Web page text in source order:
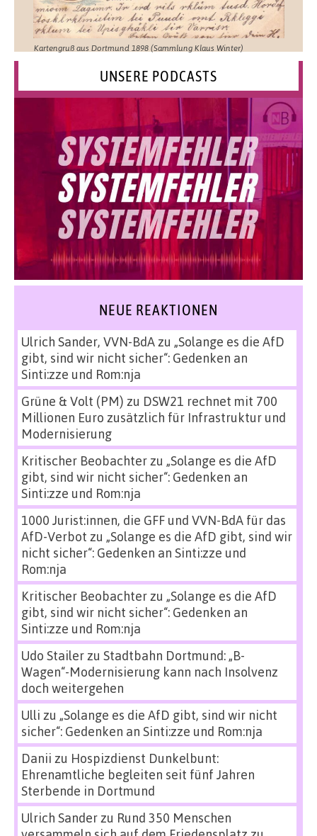
Kartengruß aus Dortmund 1898 (Sammlung Klaus Winter)
UNSERE PODCASTS
NEUE REAKTIONEN
Ulrich Sander, VVN-BdAzu „Solange es die AfD
gibt, sind wir nicht sicher“: Gedenken an
Sinti:zze und Rom:nja
Grüne & Volt (PM) zu DSW21 rechnet mit 700
Millionen Euro zusätzlich für Infrastruktur und
Modernisierung
Kritischer Beobachterzu „Solange es die AfD
gibt, sind wir nicht sicher“: Gedenken an
Sinti:zze und Rom:nja
1000 Jurist:innen, die GFF und VVN-BdA für das
AfD-Verbot zu „Solange es die AfD gibt, sind wir
nicht sicher“: Gedenken an Sinti:zze und
Rom:nja
Kritischer Beobachterzu „Solange es die AfD
gibt, sind wir nicht sicher“: Gedenken an
Sinti:zze und Rom:nja
Udo Stailerzu Stadtbahn Dortmund: „B-
Wagen“-Modernisierung kann nach Insolvenz
doch weitergehen
Ulli zu „Solange es die AfD gibt, sind wir nicht
sicher“: Gedenken an Sinti:zze und Rom:nja
Danii zu Hospizdienst Dunkelbunt:
Ehrenamtliche begleiten seit fünf Jahren
Sterbende in Dortmund
Ulrich Sanderzu Rund 350 Menschen